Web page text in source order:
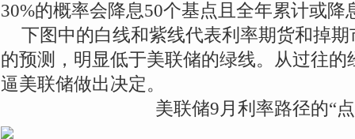
30%的概率会降息50个基点且全年累计或降
下图中的白线和紫线代表利率期货和掉
的预测，明显低于美联储的绿线。从过往
逼美联储做出决定。
美联储9月利率路径的“